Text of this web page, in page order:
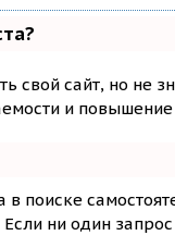
свой сайт, но не
и
поиске
ни один